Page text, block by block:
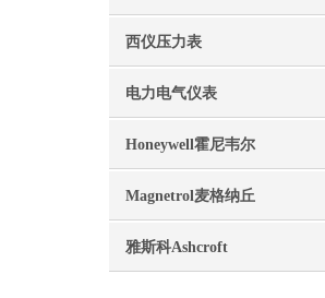
西仪压力表
电力电气仪表
Honeywell霍尼韦尔
Magnetrol麦格纳丘
雅斯科Ashcroft